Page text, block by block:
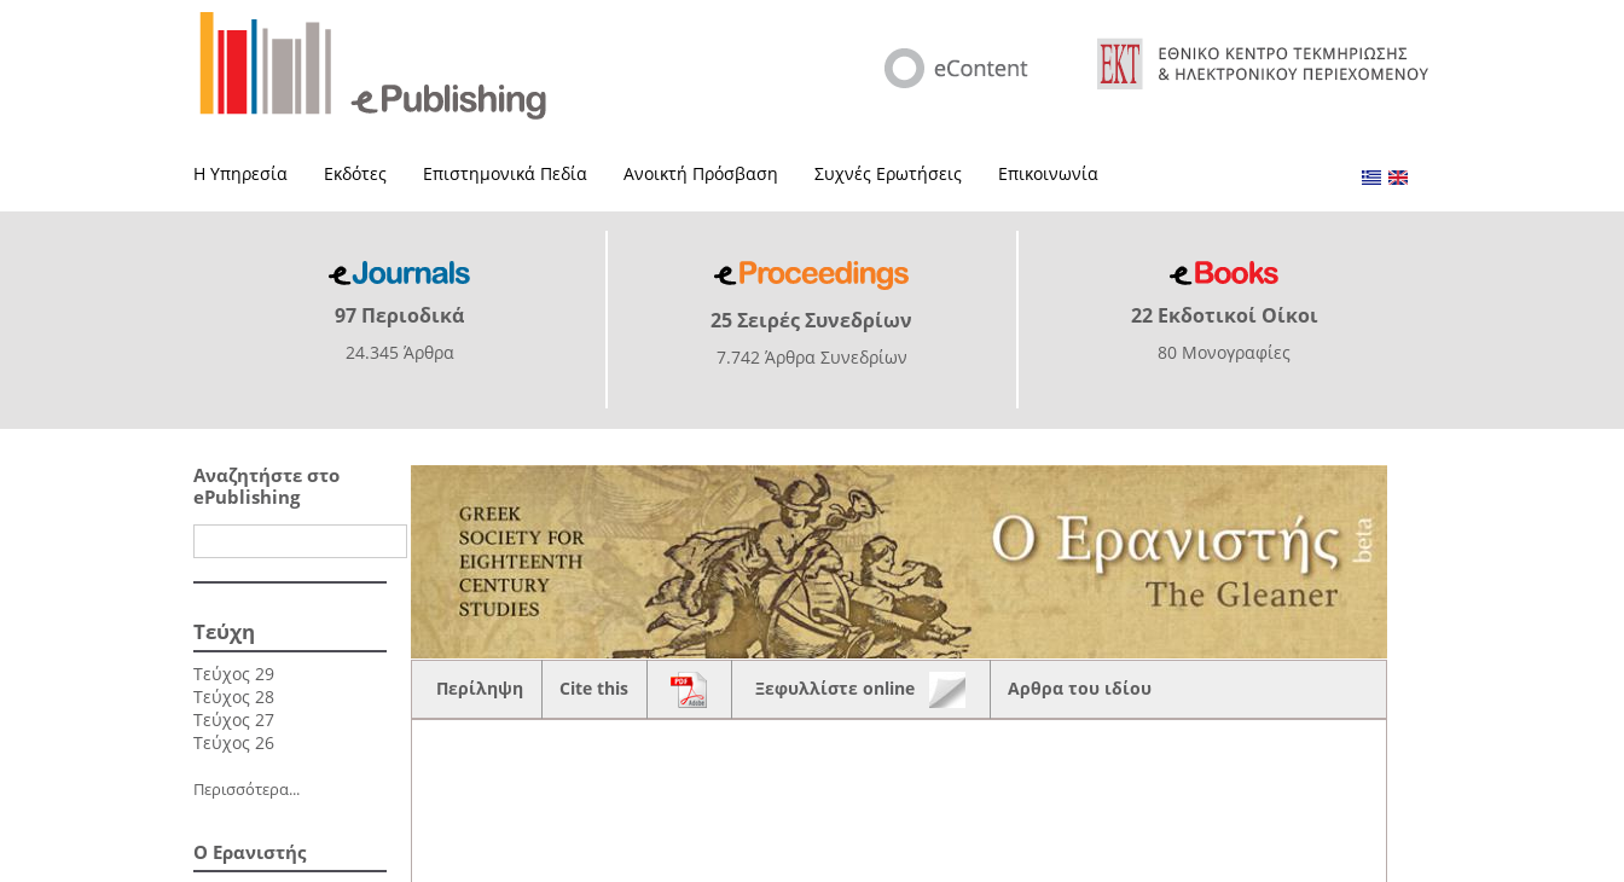
Η Υπηρεσία Εκδότες Επιστημονικά Πεδία Ανοικτή Πρόσβαση Συχνές Ερωτήσεις Επικοινωνία
97 Περιοδικά
24.345 Άρθρα
25 Σειρές Συνεδρίων
7.742 Άρθρα Συνεδρίων
22 Εκδοτικοί Οίκοι
80 Μονογραφίες
Αναζητήστε στο
ePublishing
Τεύχη
Τεύχος 29
Τεύχος 28
Τεύχος 27
Τεύχος 26
Περισσότερα...
Ο Ερανιστής
Περίληψη Cite this Ξεφυλλίστε online Αρθρα του ιδίου